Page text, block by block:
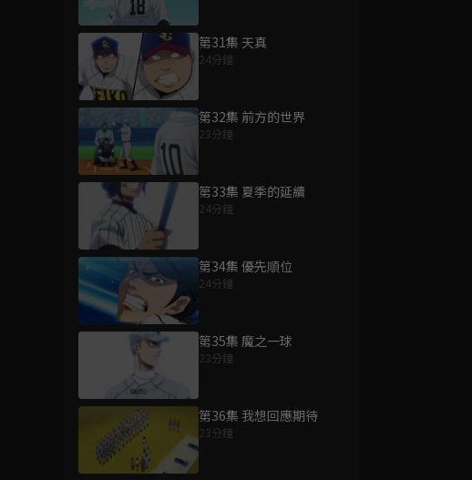
第31集 天真
24分鐘
第32集 前方的世界
23分鐘
第33集 夏季的延續
24分鐘
第34集 優先順位
24分鐘
第35集 魔之一球
23分鐘
第36集 我想回應期待
23分鐘